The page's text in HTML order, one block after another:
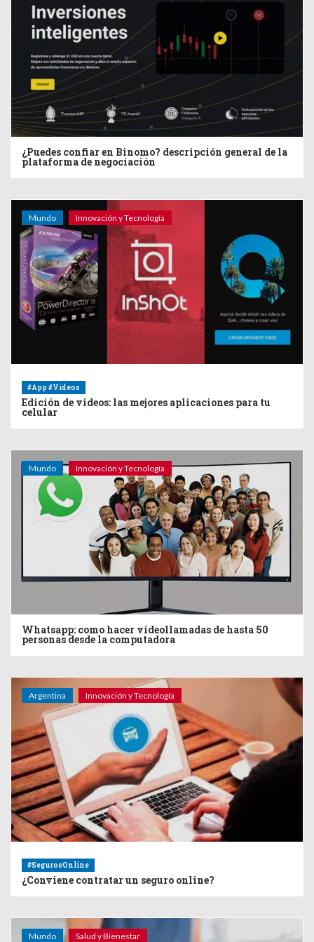
¿Puedes confiar en Binomo? descripción general de la
plataforma de negociación
Mundo Innovación y Tecnología
#App #Videos
Edición de videos: las mejores aplicaciones para tu
celular
Mundo Innovación y Tecnología
Whatsapp: como hacer videollamadas de hasta 50
personas desde la computadora
Argentina Innovación y Tecnología
#SegurosOnline
¿Conviene contratar un seguro online?
Mundo Salud y Bienestar